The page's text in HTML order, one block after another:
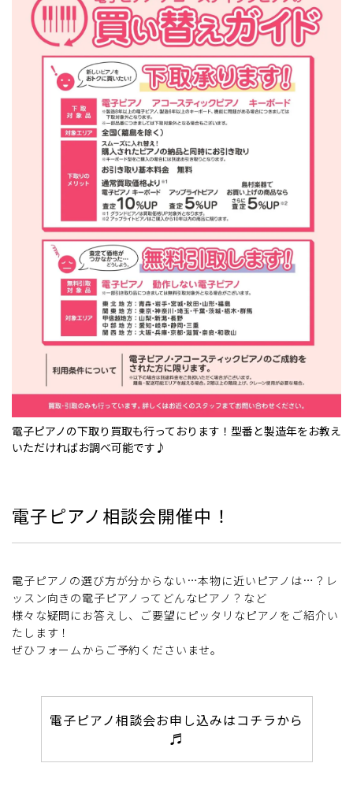
電子ピアノの下取り買取も行っております！型番と製造年をお教え
いただければお調べ可能です♪
電子ピアノ相談会開催中！
電子ピアノの選び方が分からない…本物に近いピアノは…？レ
ッスン向きの電子ピアノってどんなピアノ？など
様々な疑問にお答えし、ご要望にピッタリなピアノをご紹介い
たします！
ぜひフォームからご予約くださいませ。
電子ピアノ相談会お申し込みはコチラから
♬